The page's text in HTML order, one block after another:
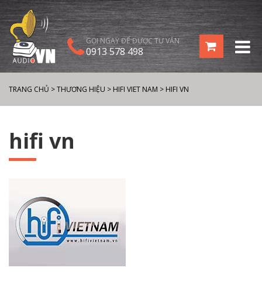
GỌI NGAY ĐỂ ĐƯỢC TƯ VẤN
0913 578 498
TRANG CHỦ >THƯƠNG HIỆU > HIFI VIET NAM > HIFI VN
hifi vn